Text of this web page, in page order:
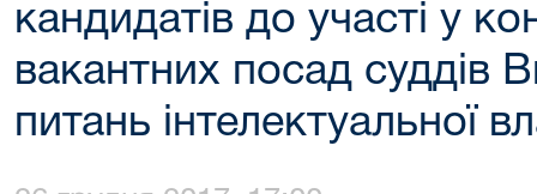
кандидатів до участі у
вакантних посад суддів
питань інтелектуальної